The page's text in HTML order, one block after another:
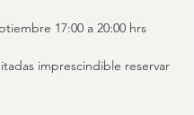
17:00 a 20:00 hrs
imprescindible reservar